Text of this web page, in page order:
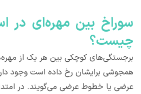
سوراخ بین مهره‌ای در
چیست؟
برجستگی‌های کوچکی بین هر یک از
همجوشی برایشان رخ داده است وجود
عرضی یا خطوط عرضی می‌گویند. در